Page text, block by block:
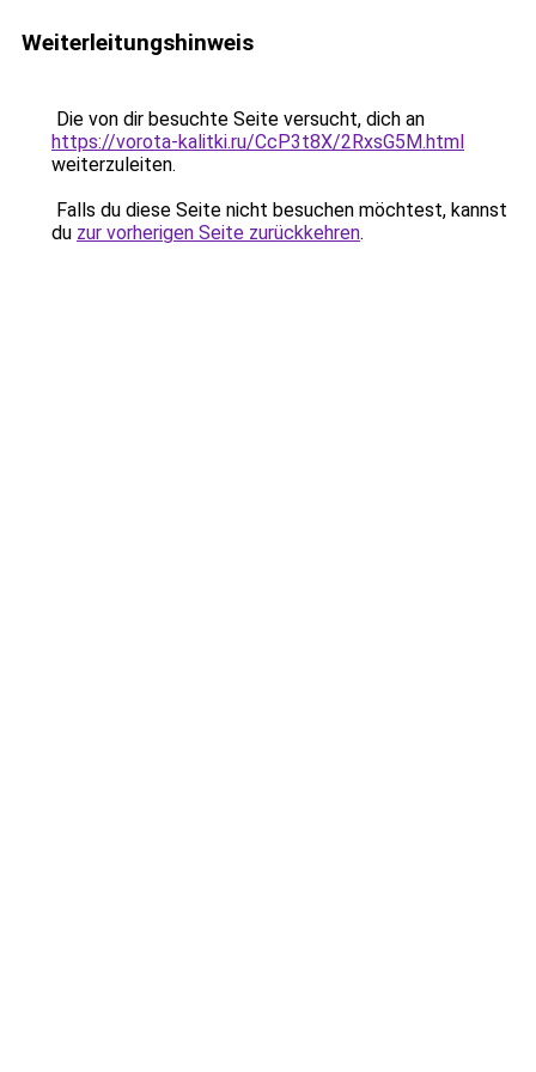
Weiterleitungshinweis
Die von dir besuchte Seite versucht, dich an
https://vorota-kalitki.ru/CcP3t8X/2RxsG5M.html
weiterzuleiten.
Falls du diese Seite nicht besuchen möchtest, kannst
du zur vorherigen Seite zurückkehren.